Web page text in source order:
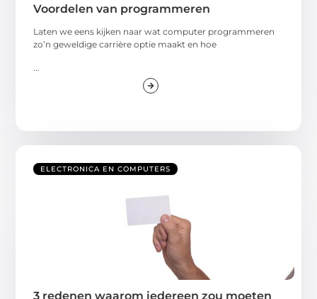
Voordelen van programmeren
Laten we eens kijken naar wat computer programmeren
zo’n geweldige carrière optie maakt en hoe
ELECTRONICA EN COMPUTERS
3 redenen waarom iedereen zou moeten